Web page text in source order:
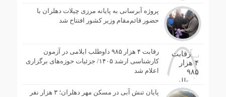
پروژه آبرسانی به پایانه مرزی چیلات دهلران با
حضور قائم‌مقام وزیر کشور افتتاح شد
رقابت ۴ هزار ۹۸۵ داوطلب ایلامی در آزمون
کارشناسی ارشد ۱۴۰۵/ جزئیات حوزه‌های برگزاری
اعلام شد
پایان تنش آبی در مسکن مهر دهلران؛ ۳ هزار نفر